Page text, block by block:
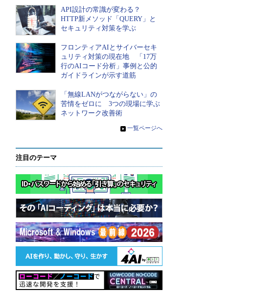
API設計の常識が変わる？
HTTP新メソッド「QUERY」と
セキュリティ対策を学ぶ
フロンティアAIとサイバーセキ
ュリティ対策の現在地 「17万
行のAIコード分析」事例と公的
ガイドラインが示す道筋
「無線LANがつながらない」の
苦情をゼロに 3つの現場に学ぶ
ネットワーク改善術
» 一覧ページへ
注目のテーマ